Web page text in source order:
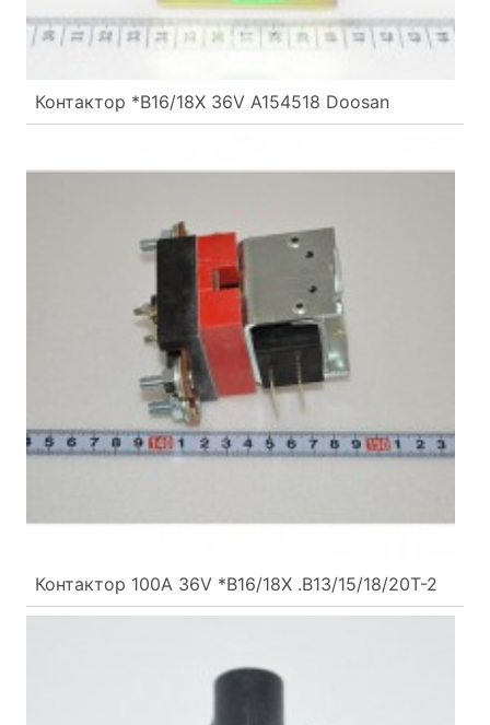
Контактор *B16/18X 36V A154518 Doosan
Контактор 100A 36V *B16/18X .B13/15/18/20T-2